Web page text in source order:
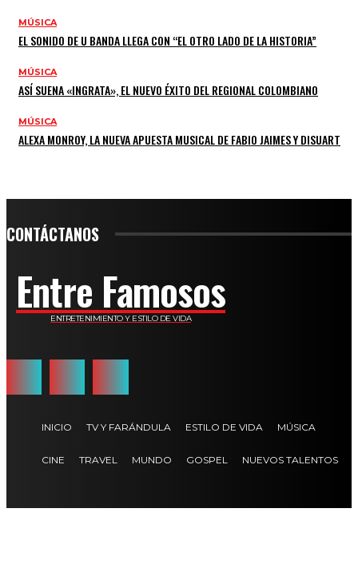
MÚSICA
EL SONIDO DE U BANDA LLEGA CON “EL OTRO LADO DE LA HISTORIA”
MÚSICA
ASÍ SUENA «INGRATA», EL NUEVO ÉXITO DEL REGIONAL COLOMBIANO
MÚSICA
ALEXA MONROY, LA NUEVA APUESTA MUSICAL DE FABIO JAIMES Y DISUART
CONTÁCTANOS
Entre Famosos
ENTRETENIMIENTO Y ESTILO DE VIDA
INICIO TV Y FARÁNDULA ESTILO DE VIDA MÚSICA
CINE TRAVEL MUNDO GOSPEL NUEVOS TALENTOS